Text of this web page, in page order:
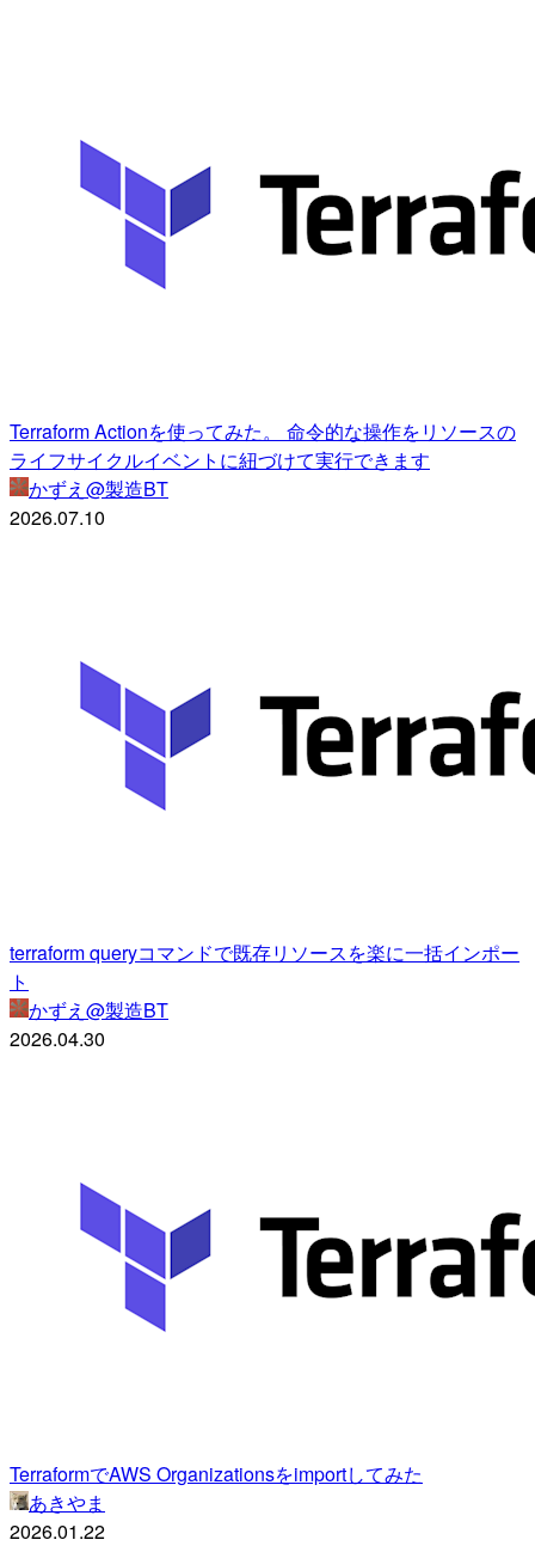
Terraform Actionを使ってみた。 命令的な操作をリソースの
ライフサイクルイベントに紐づけて実行できます
かずえ@製造BT
2026.07.10
terraform queryコマンドで既存リソースを楽に一括インポー
ト
かずえ@製造BT
2026.04.30
TerraformでAWS Organizationsをimportしてみた
あきやま
2026.01.22